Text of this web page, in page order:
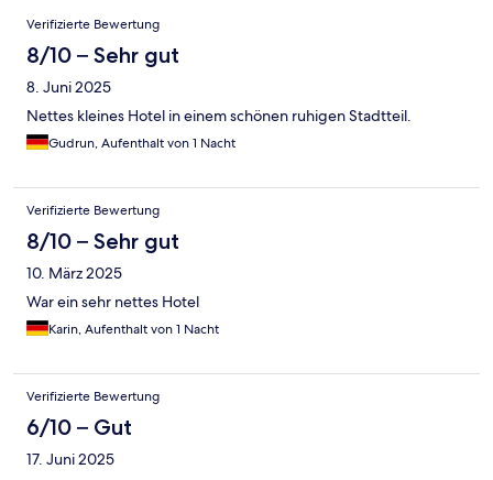
Bewertungen
Verifizierte Bewertung
8/10 – Sehr gut
8. Juni 2025
Nettes kleines Hotel in einem schönen ruhigen Stadtteil.
Gudrun, Aufenthalt von 1 Nacht
Verifizierte Bewertung
8/10 – Sehr gut
10. März 2025
War ein sehr nettes Hotel
Karin, Aufenthalt von 1 Nacht
Verifizierte Bewertung
6/10 – Gut
17. Juni 2025